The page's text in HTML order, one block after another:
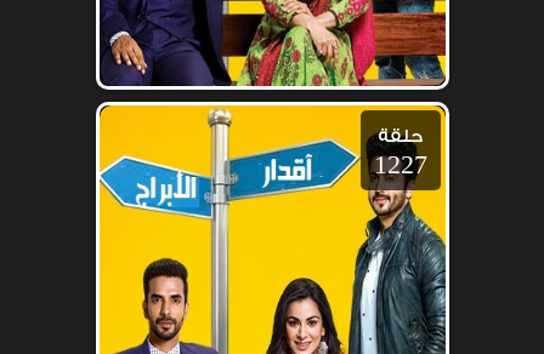
حلقة
1227